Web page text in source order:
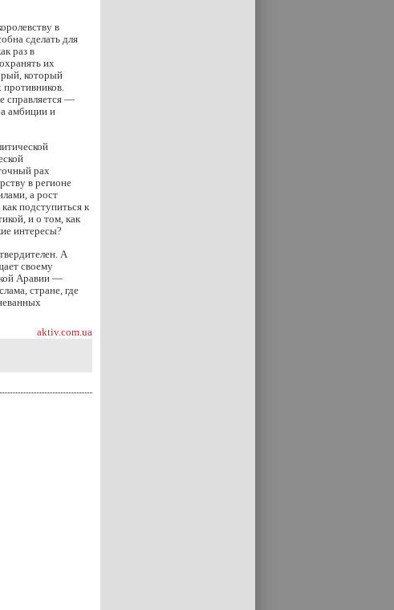
в
сделать для
раз в
их
который
справляется —
амбиции и
pax
в регионе
а рост
подступиться к
и о том, как
интересы?
А
своему
Аравии —
стране, где
aktiv.com.ua